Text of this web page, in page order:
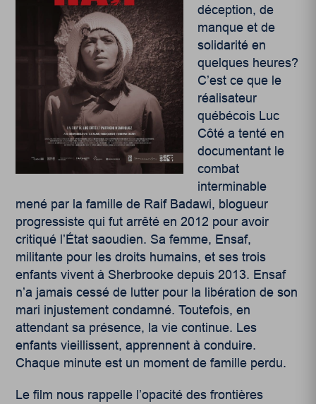
déception, de
manque et de
solidarité en
quelques heures?
C’est ce que le
réalisateur
québécois Luc
Côté a tenté en
documentant le
combat
interminable
mené par la famille de Raif Badawi, blogueur
progressiste qui fut arrêté en 2012 pour avoir
critiqué l’État saoudien. Sa femme, Ensaf,
militante pour les droits humains, et ses trois
enfants vivent à Sherbrooke depuis 2013. Ensaf
n’a jamais cessé de lutter pour la libération de son
mari injustement condamné. Toutefois, en
attendant sa présence, la vie continue. Les
enfants vieillissent, apprennent à conduire.
Chaque minute est un moment de famille perdu.
Le film nous rappelle l’opacité des frontières